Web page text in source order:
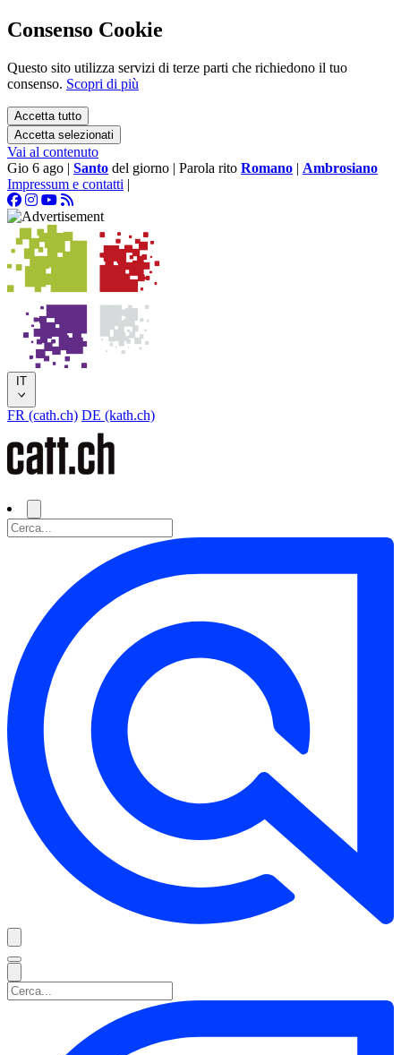
Consenso Cookie
Questo sito utilizza servizi di terze parti che richiedono il tuo
consenso. Scopri di più
Accetta tutto
Accetta selezionati
Vai al contenuto
Gio 6 ago | Santo del giorno | Parola rito Romano | Ambrosiano
Impressum e contatti |
IT
FR (cath.ch) DE (kath.ch)